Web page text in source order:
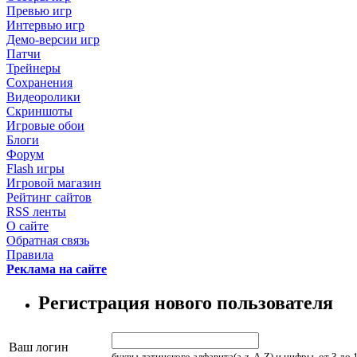
Превью игр
Интервью игр
Демо-версии игр
Патчи
Трейнеры
Сохранения
Видеоролики
Скриншоты
Игровые обои
Блоги
Форум
Flash игры
Игровой магазин
Рейтинг сайтов
RSS ленты
О сайте
Обратная связь
Правила
Реклама на сайте
Регистрация нового пользователя
Ваш логин